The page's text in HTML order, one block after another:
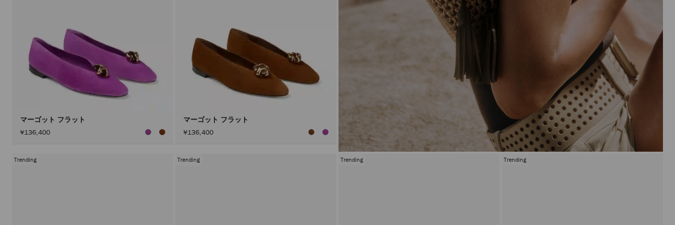
マーゴット フラット
¥136,400
マーゴット フラット
¥136,400
Trending Trending Trending Trending